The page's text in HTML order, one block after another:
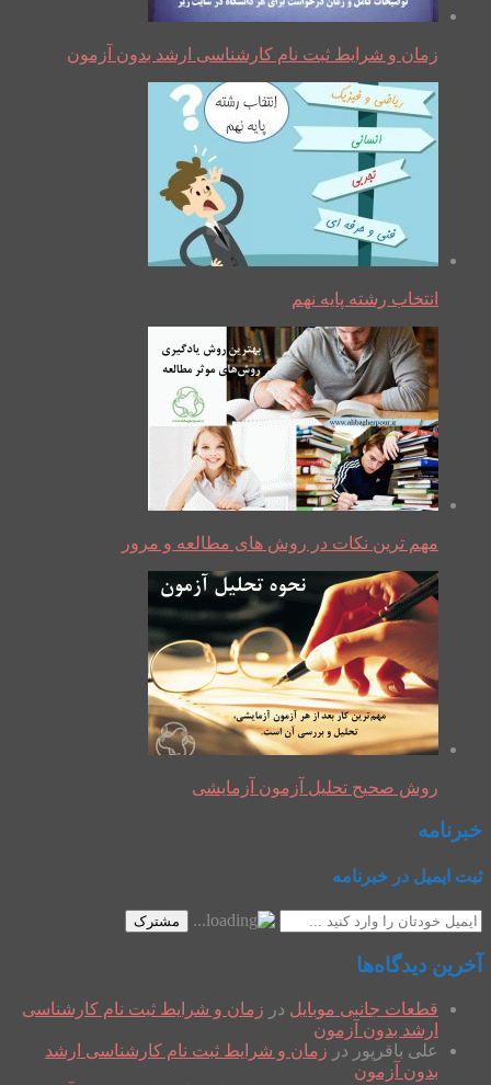
زمان و شرایط ثبت نام کارشناسی ارشد بدون آزمون
انتخاب رشته پایه نهم
مهم ترین نکات در روش های مطالعه و مرور
روش صحیح تحلیل آزمون آزمایشی
خبرنامه
ثبت ایمیل در خبرنامه
مشترک
آخرین دیدگاه‌ها
قطعات جانبی موبایل در زمان و شرایط ثبت نام کارشناسی
ارشد بدون آزمون
علی باقرپور در زمان و شرایط ثبت نام کارشناسی ارشد
بدون آزمون